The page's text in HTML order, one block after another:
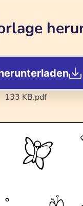
133 KB.pdf